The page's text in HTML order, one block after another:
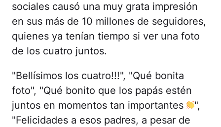
sociales causó una muy grata impresión
en sus más de 10 millones de seguidores,
quienes ya tenían tiempo si ver una foto
de los cuatro juntos.
"Bellísimos los cuatro!!!", "Qué bonita
foto", "Qué bonito que los papás estén
juntos en momentos tan importantes
",
"Felicidades a esos padres, a pesar de